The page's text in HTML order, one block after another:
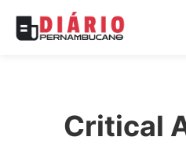
Critical